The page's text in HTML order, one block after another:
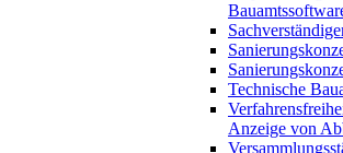
Technische
Anzeige von